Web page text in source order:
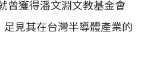
曾獲得潘文淵文教基金會
足見其在台灣半導體產業的